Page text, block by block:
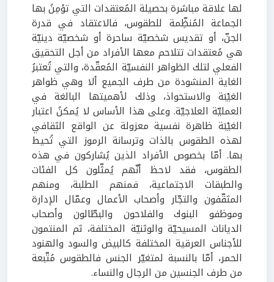
لها علاقة مباشرة بحصيلة المُعتقدات التي تؤمِنُ بها
الجماعة المُنظِّمة للطقوس، فالاعتقاد في قدرة
الجنّ، أو تقديس شخصيّة ساحرة أو شخصيّة دينيّة
هي مُعتقدات تتلاحم معها الأفراد من أجل التحقيق
الفعلي لتلك الظواهر النفسيّة المُعقّدة، والتي تُعتبرُ
الغاية المنشودة من طرف الجميع ألا وهي ظواهر
الغيْبَة والاستحواذ، وذلك لأهميتها البالغة في
العمليّة العلاجيّة. وعلى هذا الأساس لا يُمكنُ اعتبار
الغيْبَة ظاهرة نفسية معزولة عن الواقع الثقافي
لهذه الطقوس بالذات وترسانة الرموز التي تُحيط
بها. أمّا بخصوص الأفراد الذين يُشاركون في هذه
الطقوس، فقد لاحظ أنّهم يُمثّلون كل الفئات
والطبقات الاجتماعية، فمنهم الطلبة، ومنهم
المثقّفون والتجّار وأصحاب الأعمال وعمّال الإدارة
وموظفو البنوك والفلاحون والبطّالون وأصحاب
الديانات المسيحيّة والوثنيّة المختلفة، ثم المنتمون
للأجناس العرقية المختلفة كالبيض والسود والهنود
الحمر، أمّا بالنسبة لمتغيّر الجنس فالطقوس مُتّبعة
من طرف الجنسين من الرجال والنساء.